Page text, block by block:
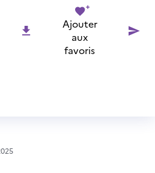
Ajouter
aux
favoris